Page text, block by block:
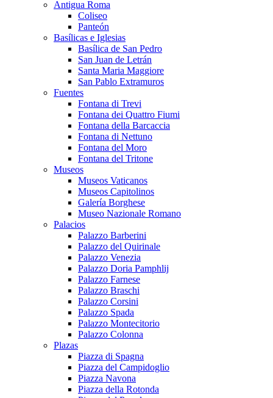
Antigua Roma
Coliseo
Panteón
Basílicas e Iglesias
Basílica de San Pedro
San Juan de Letrán
Santa Maria Maggiore
San Pablo Extramuros
Fuentes
Fontana di Trevi
Fontana dei Quattro Fiumi
Fontana della Barcaccia
Fontana di Nettuno
Fontana del Moro
Fontana del Tritone
Museos
Museos Vaticanos
Museos Capitolinos
Galería Borghese
Museo Nazionale Romano
Palacios
Palazzo Barberini
Palazzo del Quirinale
Palazzo Venezia
Palazzo Doria Pamphlij
Palazzo Farnese
Palazzo Braschi
Palazzo Corsini
Palazzo Spada
Palazzo Montecitorio
Palazzo Colonna
Plazas
Piazza di Spagna
Piazza del Campidoglio
Piazza Navona
Piazza della Rotonda